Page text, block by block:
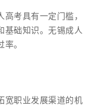
考具有一定门槛，
基础知识。无锡成人
。
宽职业发展渠道的机